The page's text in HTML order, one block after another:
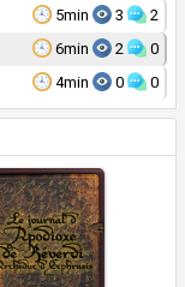
5min
3 2
6min
2 0
4min
0 0